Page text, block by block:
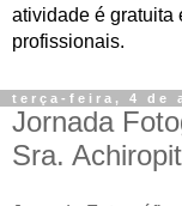
atividade é gratuita
profissionais.
terça-feira, 4 de
Jornada
Sra.